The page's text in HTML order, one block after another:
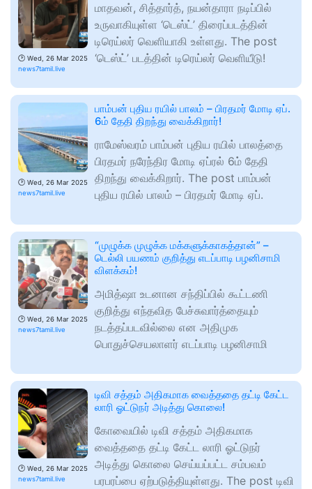
🕑 Wed, 26 Mar 2025
news7tamil.live
மாதவன், சித்தார்த், நயன்தாரா நடிப்பில்
உருவாகியுள்ள ‘டெஸ்ட்’ திரைப்படத்தின்
டிரெய்லர் வெளியாகி உள்ளது. The post
‘டெஸ்ட்’ படத்தின் டிரெய்லர் வெளியீடு!
🕑 Wed, 26 Mar 2025
news7tamil.live
பாம்பன் புதிய ரயில் பாலம் – பிரதமர் மோடி ஏப்.
6ம் தேதி திறந்து வைக்கிறார்!
ராமேஸ்வரம் பாம்பன் புதிய ரயில் பாலத்தை
பிரதமர் நரேந்திர மோடி ஏப்ரல் 6ம் தேதி
திறந்து வைக்கிறார். The post பாம்பன்
புதிய ரயில் பாலம் – பிரதமர் மோடி ஏப்.
🕑 Wed, 26 Mar 2025
news7tamil.live
“முழுக்க முழுக்க மக்களுக்காகத்தான்” –
டெல்லி பயணம் குறித்து எடப்பாடி பழனிசாமி
விளக்கம்!
அமித்ஷா உடனான சந்திப்பில் கூட்டணி
குறித்து எந்தவித பேச்சுவார்த்தையும்
நடத்தப்படவில்லை என அதிமுக
பொதுச்செயலாளர் எடப்பாடி பழனிசாமி
🕑 Wed, 26 Mar 2025
news7tamil.live
டிவி சத்தம் அதிகமாக வைத்ததை தட்டி கேட்ட
லாரி ஓட்டுநர் அடித்து கொலை!
கோவையில் டிவி சத்தம் அதிகமாக
வைத்ததை தட்டி கேட்ட லாரி ஓட்டுநர்
அடித்து கொலை செய்யப்பட்ட சம்பவம்
பரபரப்பை ஏற்படுத்தியுள்ளது. The post டிவி